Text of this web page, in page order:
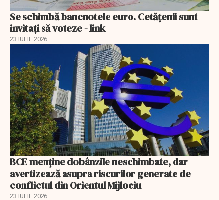
Se schimbă bancnotele euro. Cetățenii sunt
invitați să voteze - link
23 IULIE 2026
BCE menține dobânzile neschimbate, dar
avertizează asupra riscurilor generate de
conflictul din Orientul Mijlociu
23 IULIE 2026